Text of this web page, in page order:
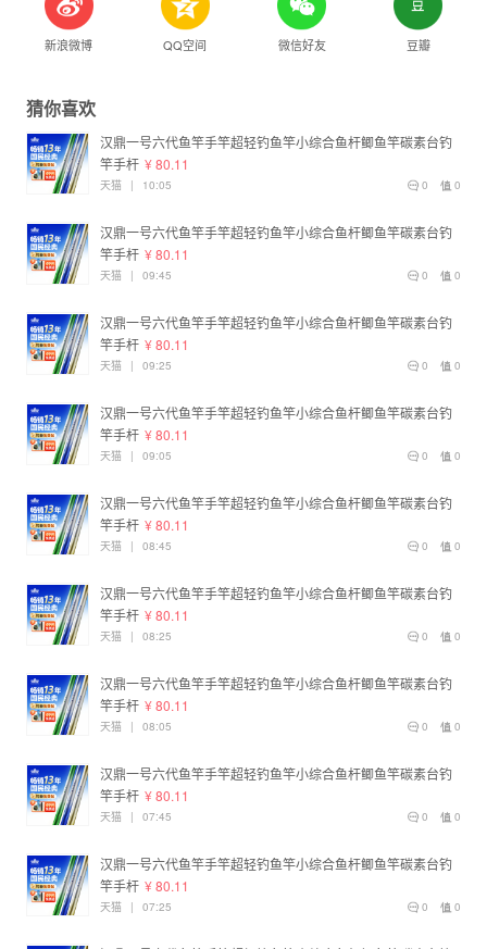
新浪微博 QQ空间 微信好友 豆瓣
猜你喜欢
汉鼎一号六代鱼竿手竿超轻钓鱼竿小综合鱼杆鲫鱼竿碳素台钓
竿手杆 ¥ 80.11
0
0
天猫 | 10:05
汉鼎一号六代鱼竿手竿超轻钓鱼竿小综合鱼杆鲫鱼竿碳素台钓
竿手杆 ¥ 80.11
0
0
天猫 | 09:45
汉鼎一号六代鱼竿手竿超轻钓鱼竿小综合鱼杆鲫鱼竿碳素台钓
竿手杆 ¥ 80.11
0
0
天猫 | 09:25
汉鼎一号六代鱼竿手竿超轻钓鱼竿小综合鱼杆鲫鱼竿碳素台钓
竿手杆 ¥ 80.11
0
0
天猫 | 09:05
汉鼎一号六代鱼竿手竿超轻钓鱼竿小综合鱼杆鲫鱼竿碳素台钓
竿手杆 ¥ 80.11
0
0
天猫 | 08:45
汉鼎一号六代鱼竿手竿超轻钓鱼竿小综合鱼杆鲫鱼竿碳素台钓
竿手杆 ¥ 80.11
0
0
天猫 | 08:25
汉鼎一号六代鱼竿手竿超轻钓鱼竿小综合鱼杆鲫鱼竿碳素台钓
竿手杆 ¥ 80.11
0
0
天猫 | 08:05
汉鼎一号六代鱼竿手竿超轻钓鱼竿小综合鱼杆鲫鱼竿碳素台钓
竿手杆 ¥ 80.11
0
0
天猫 | 07:45
汉鼎一号六代鱼竿手竿超轻钓鱼竿小综合鱼杆鲫鱼竿碳素台钓
竿手杆 ¥ 80.11
0
0
天猫 | 07:25